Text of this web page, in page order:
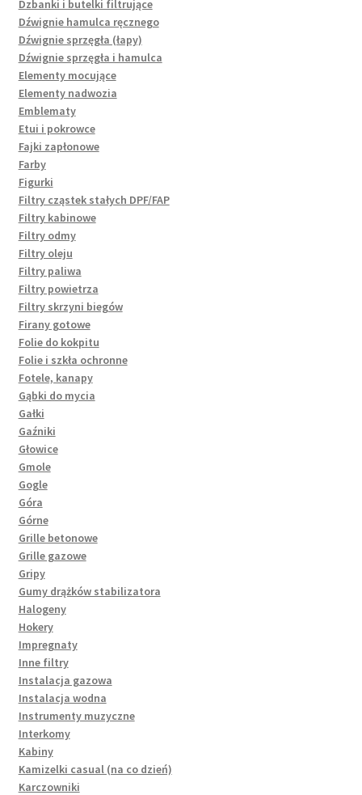
Dzbanki i butelki filtrujące
Dźwignie hamulca ręcznego
Dźwignie sprzęgła (łapy)
Dźwignie sprzęgła i hamulca
Elementy mocujące
Elementy nadwozia
Emblematy
Etui i pokrowce
Fajki zapłonowe
Farby
Figurki
Filtry cząstek stałych DPF/FAP
Filtry kabinowe
Filtry odmy
Filtry oleju
Filtry paliwa
Filtry powietrza
Filtry skrzyni biegów
Firany gotowe
Folie do kokpitu
Folie i szkła ochronne
Fotele, kanapy
Gąbki do mycia
Gałki
Gaźniki
Głowice
Gmole
Gogle
Góra
Górne
Grille betonowe
Grille gazowe
Gripy
Gumy drążków stabilizatora
Halogeny
Hokery
Impregnaty
Inne filtry
Instalacja gazowa
Instalacja wodna
Instrumenty muzyczne
Interkomy
Kabiny
Kamizelki casual (na co dzień)
Karczowniki